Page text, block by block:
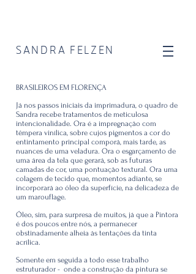
SANDRA FELZEN
BRASILEIROS EM FLORENÇA
Já nos passos iniciais da imprimadura, o quadro de
Sandra recebe tratamentos de meticulosa
intencionalidade. Ora é a impregnação com
têmpera vinílica, sobre cujos pigmentos a cor do
entintamento principal comporá, mais tarde, as
nuances de uma veladura. Ora o esgarçamento de
uma área da tela que gerará, sob as futuras
camadas de cor, uma pontuação textural. Ora uma
colagem de tecido que, momentos adiante, se
incorporará ao óleo da superfície, na delicadeza de
um marouflage.
Óleo, sim, para surpresa de muitos, já que a Pintora
é dos poucos entre nós, a permanecer
obstinadamente alheia às tentações da tinta
acrílica.
Somente em seguida a todo esse trabalho
estruturador - onde a construção da pintura se